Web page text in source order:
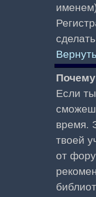
Если
время.
твоей
от